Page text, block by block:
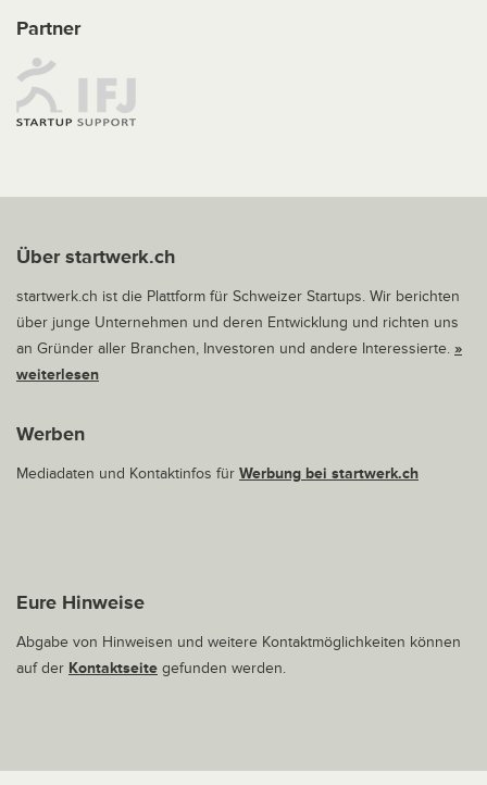
Partner
Über startwerk.ch
startwerk.ch ist die Plattform für Schweizer Startups. Wir berichten
über junge Unternehmen und deren Entwicklung und richten uns
an Gründer aller Branchen, Investoren und andere Interessierte. »
weiterlesen
Werben
Mediadaten und Kontaktinfos für Werbung bei startwerk.ch
Eure Hinweise
Abgabe von Hinweisen und weitere Kontaktmöglichkeiten können
auf der Kontaktseite gefunden werden.